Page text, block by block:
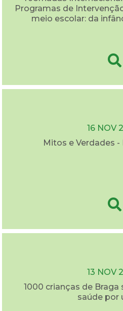
Programas de
meio escolar: da
16 NOV
Mitos e Verdades -
13 NOV
1000 crianças de
saúde por